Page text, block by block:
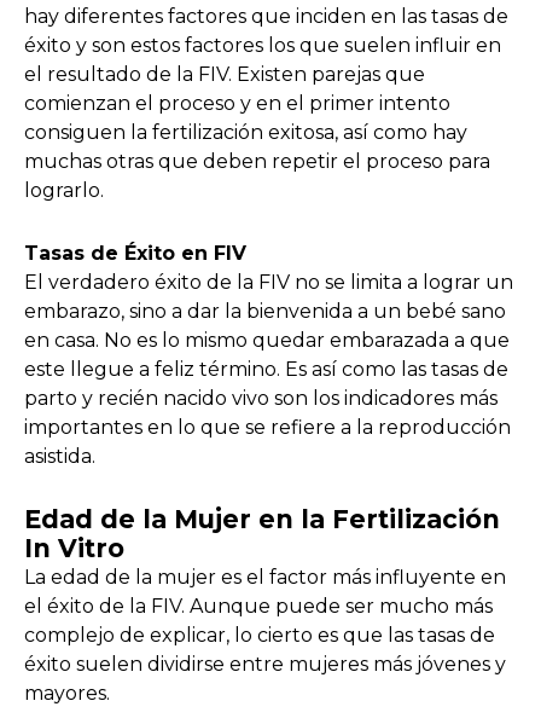
hay diferentes factores que inciden en las tasas de
éxito y son estos factores los que suelen influir en
el resultado de la FIV. Existen parejas que
comienzan el proceso y en el primer intento
consiguen la fertilización exitosa, así como hay
muchas otras que deben repetir el proceso para
lograrlo.
Tasas de Éxito en FIV
El verdadero éxito de la FIV no se limita a lograr un
embarazo, sino a dar la bienvenida a un bebé sano
en casa. No es lo mismo quedar embarazada a que
este llegue a feliz término. Es así como las tasas de
parto y recién nacido vivo son los indicadores más
importantes en lo que se refiere a la reproducción
asistida.
Edad de la Mujer en la Fertilización
In Vitro
La edad de la mujer es el factor más influyente en
el éxito de la FIV. Aunque puede ser mucho más
complejo de explicar, lo cierto es que las tasas de
éxito suelen dividirse entre mujeres más jóvenes y
mayores.